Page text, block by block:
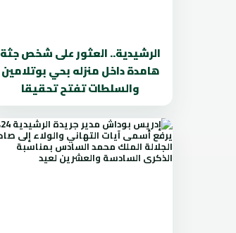
الرشيدية.. العثور على شخص جثة
هامدة داخل منزله بحي بوتلامين
والسلطات تفتح تحقيقا